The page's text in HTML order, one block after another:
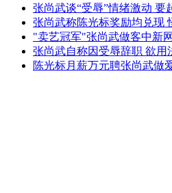
中孟维和部队举行联合防卫
张尚武谈“受辱”情绪激动 要
张尚武称陈光标奖励均兑现
"卖艺冠军"张尚武做客中新
张尚武自称因受辱辞职 欲用
陈光标月薪万元聘张尚武做